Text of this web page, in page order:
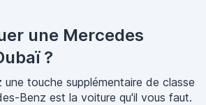
une Mercedes
?
une touche supplémentaire de classe
Benz est la voiture qu'il vous faut.